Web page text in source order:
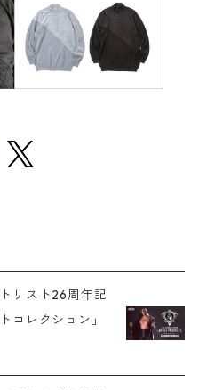
リスト26周年記
コレクション」